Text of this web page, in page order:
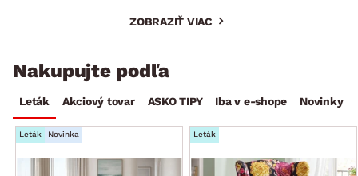
ZOBRAZIŤ VIAC
Nakupujte podľa
Leták Akciový tovar ASKO TIPY Iba v e-shope Novinky
Leták Novinka Leták